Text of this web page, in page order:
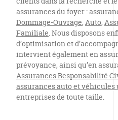
assurances du foyer :
Dommage-Ouvrage, Auto,
Familiale. Nous disposons
d’optimisation et
intervient également en
prévoyance, ainsi qu’en
Assurances Responsabilité
assurances auto et
entreprises de toute taille.